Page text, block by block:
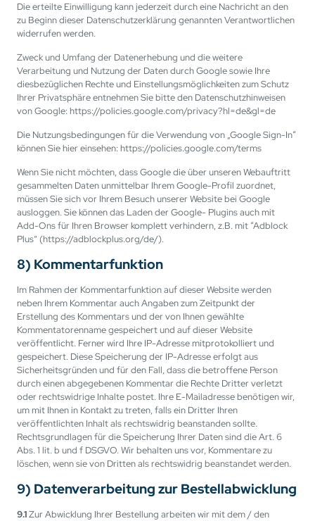
Die erteilte Einwilligung kann jederzeit durch eine Nachricht an den
zu Beginn dieser Datenschutzerklärung genannten Verantwortlichen
widerrufen werden.
Zweck und Umfang der Datenerhebung und die weitere
Verarbeitung und Nutzung der Daten durch Google sowie Ihre
diesbezüglichen Rechte und Einstellungsmöglichkeiten zum Schutz
Ihrer Privatsphäre entnehmen Sie bitte den Datenschutzhinweisen
von Google: https://policies.google.com/privacy?hl=de&gl=de
Die Nutzungsbedingungen für die Verwendung von „Google Sign-In“
können Sie hier einsehen: https://policies.google.com/terms
Wenn Sie nicht möchten, dass Google die über unseren Webauftritt
gesammelten Daten unmittelbar Ihrem Google-Profil zuordnet,
müssen Sie sich vor Ihrem Besuch unserer Website bei Google
ausloggen. Sie können das Laden der Google- Plugins auch mit
Add-Ons für Ihren Browser komplett verhindern, z.B. mit “Adblock
Plus” (https://adblockplus.org/de/).
8) Kommentarfunktion
Im Rahmen der Kommentarfunktion auf dieser Website werden
neben Ihrem Kommentar auch Angaben zum Zeitpunkt der
Erstellung des Kommentars und der von Ihnen gewählte
Kommentatorenname gespeichert und auf dieser Website
veröffentlicht. Ferner wird Ihre IP-Adresse mitprotokolliert und
gespeichert. Diese Speicherung der IP-Adresse erfolgt aus
Sicherheitsgründen und für den Fall, dass die betroffene Person
durch einen abgegebenen Kommentar die Rechte Dritter verletzt
oder rechtswidrige Inhalte postet. Ihre E-Mailadresse benötigen wir,
um mit Ihnen in Kontakt zu treten, falls ein Dritter Ihren
veröffentlichten Inhalt als rechtswidrig beanstanden sollte.
Rechtsgrundlagen für die Speicherung Ihrer Daten sind die Art. 6
Abs. 1 lit. b und f DSGVO. Wir behalten uns vor, Kommentare zu
löschen, wenn sie von Dritten als rechtswidrig beanstandet werden.
9) Datenverarbeitung zur Bestellabwicklung
9.1Zur Abwicklung Ihrer Bestellung arbeiten wir mit dem / den